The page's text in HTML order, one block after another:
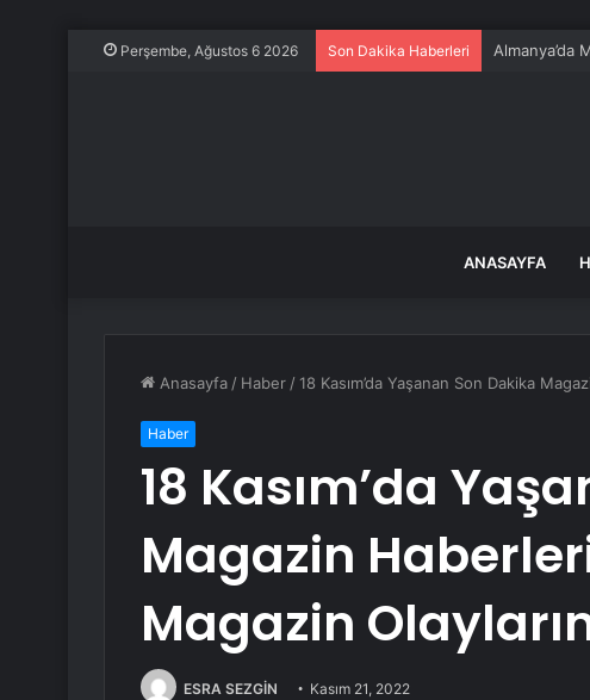
Perşembe, Ağustos 6 2026 Son Dakika Haberleri 3 dolarlık et
ANASAYFA
Anasayfa / Haber /18 Kasım’da Yaşanan Son Dakika
Haber
18 Kasım’da
Magazin
Magazin
ESRA SEZGİN Kasım 21, 2022